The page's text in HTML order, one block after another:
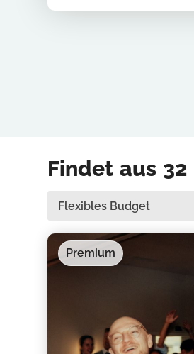
Findet aus 32
Premium